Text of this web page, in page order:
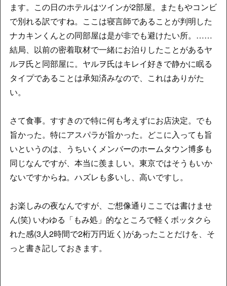
ます。この日のホテルはツインが2部屋。またもやコンビ
で別れる訳ですね。ここは寝言師であることが判明した
ナカキンくんとの同部屋は是が非でも避けたい所。……
結局、以前の密着取材で一緒にお泊りしたことがあるヤ
ルヲ氏と同部屋に。ヤルヲ氏はキレイ好きで静かに眠る
タイプであることは承知済みなので、これはありがた
い。
さて食事。すすきので特に何も考えずにお店決定。でも
旨かった。特にアスパラが旨かった。どこに入っても旨
いというのは、うちいくメンバーのホームタウン博多も
同じなんですが、本当に羨ましい。東京ではそうもいか
ないですからね。ハズレも多いし、高いですし。
お楽しみの夜なんですが、ご想像通りここでは書けませ
ん(笑) いわゆる「もみ処」的なところで軽くボッタクら
れた感(3人2時間で2桁万円近く)があったことだけを、そ
っと書き記しておきます。